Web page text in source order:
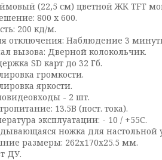
(22,5 см) цветной ЖК TFT
800 х 600.
200 кд/м.
отключения: Наблюдение 3
вызова: Дверной колокольчик.
SD карт до 32 Гб.
громкости.
яркости.
- 2 шт.
13.5В (пост. тока).
эксплуатации: - 10 / +55С.
ножка для настольной
размеры: 262х170х25.5 мм.
ДУ.